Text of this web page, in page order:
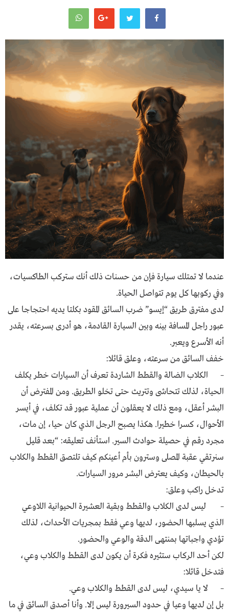
عندما لا تمتلك سيارة فإن من حسنات ذلك أنك ستركب الطاكسيات،
وفي ركوبها كل يوم تتواصل الحياة.
لدى مفترق طريق “إيسو” ضرب السائق المقود بكلتا يديه احتجاجا على
عبور راجل المسافة بينه وبين السيارة القادمة، هو أدرى بسرعته، يقدر
أنه الأسرع ويعبر.
خفف السائق من سرعته، وعلق قائلا:
– الكلاب الضالة والقطط الشاردة تعرف أن السيارات خطر يكلف
الحياة، لذلك تتحاشى وتتريث حتى تخلو الطريق. ومن المفترض أن
البشر أعقل، ومع ذلك لا يعقلون أن عملية عبور قد تكلف، في أيسر
الأحوال، كسرا خطيرا. هكذا يصبح الرجل الذي كان حيا، إن مات،
مجرد رقم في حصيلة حوادث السير. استأنف تعليقه: “بعد قليل
سنرتقي عقبة المصلى وسترون بأم أعينكم كيف تلتصق القطط والكلاب
بالحيطان، وكيف يعترض البشر مرور السيارات.
تدخل راكب وعلق:
– ليس لدى الكلاب والقطط وبقية العشيرة الحيوانية اللاوعي
الذي يسلبها الحضور، لديها وعي فقط بمجريات الأحداث، لذلك
تؤدي واجباتها بمنتهى الدقة والوعي والحضور.
لكن أحد الركاب ستثيره فكرة أن يكون لدى القطط والكلاب وعي،
فتدخل قائلا:
– لا يا سيدي، ليس لدى القطط والكلاب وعي.
بل إن لديها وعيا في حدود السيرورة ليس إلا. وأنا أصدق السائق في ما